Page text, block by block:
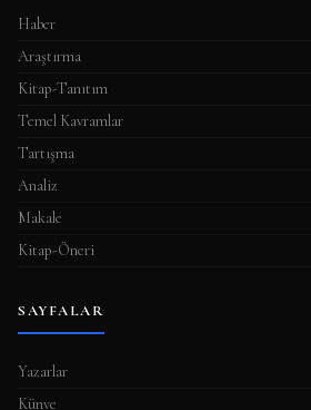
Haber
Araştırma
Kitap-Tanıtım
Temel Kavramlar
Tartışma
Analiz
Makale
Kitap-Öneri
SAYFALAR
Yazarlar
Künye